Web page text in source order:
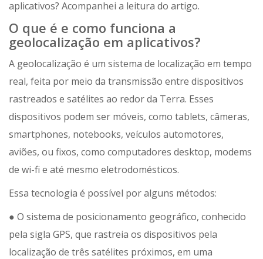
aplicativos? Acompanhei a leitura do artigo.
O que é e como funciona a
geolocalização em aplicativos?
A geolocalização é um sistema de localização em tempo
real, feita por meio da transmissão entre dispositivos
rastreados e satélites ao redor da Terra. Esses
dispositivos podem ser móveis, como tablets, câmeras,
smartphones, notebooks, veículos automotores,
aviões, ou fixos, como computadores desktop, modems
de wi-fi e até mesmo eletrodomésticos.
Essa tecnologia é possível por alguns métodos:
● O sistema de posicionamento geográfico, conhecido
pela sigla GPS, que rastreia os dispositivos pela
localização de três satélites próximos, em uma